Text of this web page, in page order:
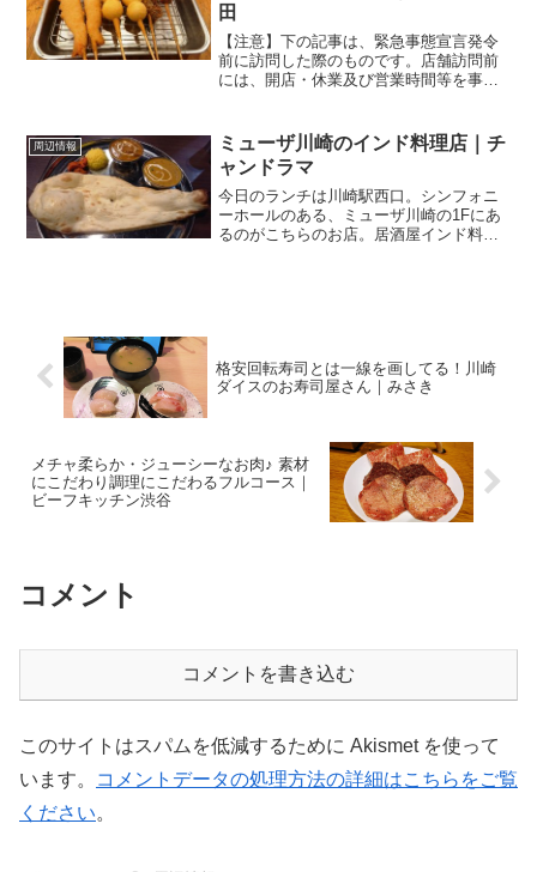
田
【注意】下の記事は、緊急事態宣言発令
前に訪問した際のものです。店舗訪問前
には、開店・休業及び営業時間等を事前
へ。京急蒲田駅からJR・東急の蒲田駅方
面に伸びるアーケード、...
周辺情報
ミューザ川崎のインド料理店｜チ
ャンドラマ
今日のランチは川崎駅西口。シンフォニ
ーホールのある、ミューザ川崎の1Fにあ
るのがこちらのお店。居酒屋インド料理
格安回転寿司とは一線を画してる！川崎
ダイスのお寿司屋さん｜みさき
メチャ柔らか・ジューシーなお肉♪ 素材
にこだわり調理にこだわるフルコース｜
ビーフキッチン渋谷
コメント
コメントを書き込む
このサイトはスパムを低減するために Akismet を使って
います。
コメントデータの処理方法の詳細はこちらをご覧
ください。